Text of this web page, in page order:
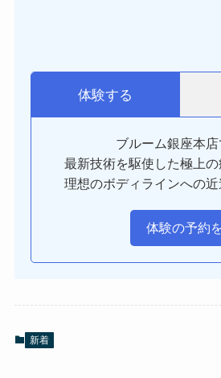
体験する
ブルーム銀座本店
最新技術を駆使した極上の
理想のボディラインへの近
体験の予約
新着